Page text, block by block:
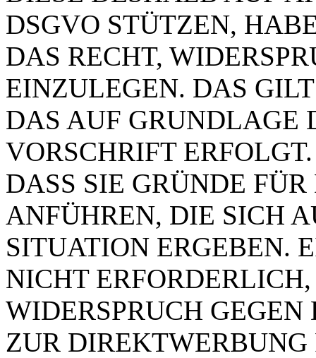
DSGVO STÜTZEN,
DAS RECHT,
EINZULEGEN. DAS
DAS AUF GRUNDLAGE
VORSCHRIFT
DASS SIE GRÜNDE
ANFÜHREN, DIE SICH
SITUATION ERGEBEN.
NICHT
WIDERSPRUCH
ZUR DIREKTWERBUNG